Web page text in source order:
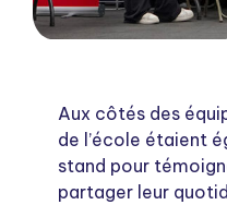
Aux côtés des
de l’école étaient
stand pour
partager leur